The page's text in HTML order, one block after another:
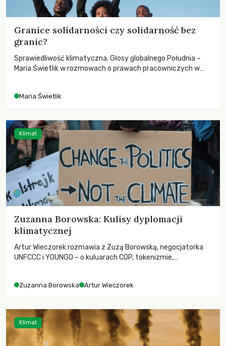
Granice solidarności czy solidarność bez
granic?
Sprawiedliwość klimatyczna. Głosy globalnego Południa –
Maria Świetlik w rozmowach o prawach pracowniczych w
Maria Świetlik
Zuzanna Borowska: Kulisy dyplomacji
klimatycznej
Artur Wieczorek rozmawia z Zuzą Borowską, negocjatorka
UNFCCC i YOUNGO – o kuluarach COP, tokenizmie,
Zuzanna Borowska Artur Wieczorek
Klimat
Klimat